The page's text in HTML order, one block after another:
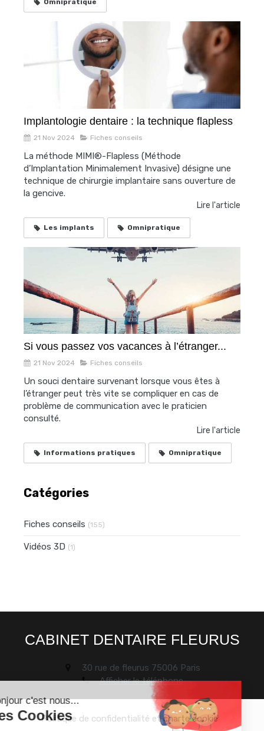
Omnipratique
Implantologie dentaire : la technique flapless
21 Nov 2024 Fiches conseils
La méthode MIMI®-Flapless (Méthode
d’Implantation Minimalement Invasive) désigne une
technique de chirurgie implantaire sans ouverture de
la gencive.
Lire l'article
Les implants Omnipratique
Si vous passez vos vacances à l’étranger...
21 Nov 2024 Fiches conseils
Un souci dentaire survenant lorsque vous êtes à
l’étranger peut très vite se compliquer en cas de
problème de communication avec le praticien
consulté.
Lire l'article
Informations pratiques Omnipratique
Catégories
Fiches conseils (155)
Vidéos 3D (1)
CABINET DENTAIRE FLEURUS
30 rue de fleurus 75006 Paris
Afficher le téléphone
Politique de confidentialité et charte cookie